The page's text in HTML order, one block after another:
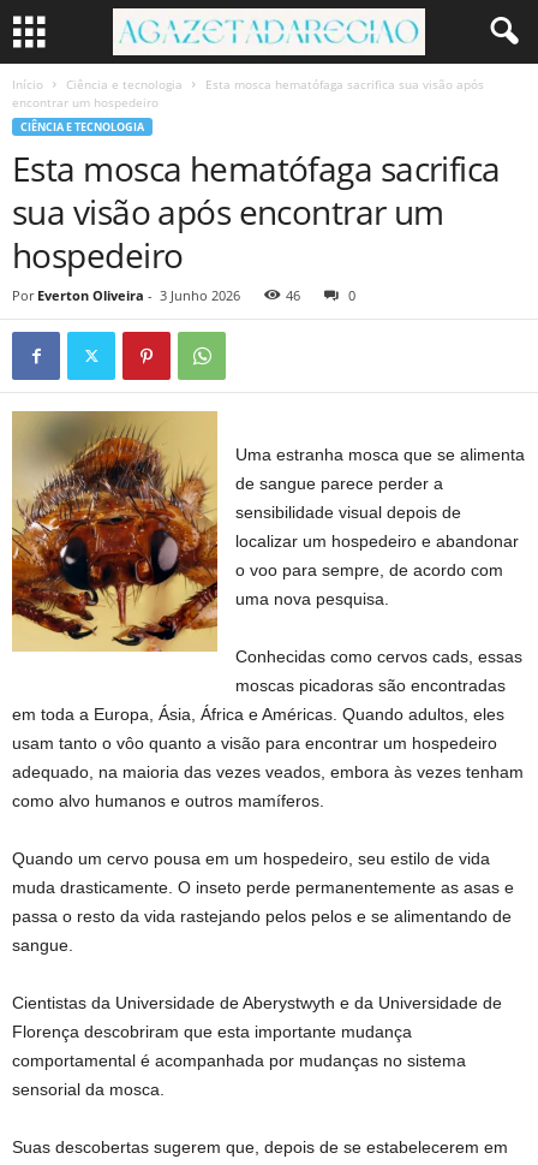
Início Ciência e tecnologia
Esta mosca hematófaga sacrifica sua visão após
encontrar um hospedeiro
CIÊNCIA E TECNOLOGIA
Esta mosca hematófaga sacrifica
sua visão após encontrar um
hospedeiro
Por Everton Oliveira - 3 Junho 2026 46 0
Uma estranha mosca que se alimenta
de sangue parece perder a
sensibilidade visual depois de
localizar um hospedeiro e abandonar
o voo para sempre, de acordo com
uma nova pesquisa.
Conhecidas como cervos cads, essas
moscas picadoras são encontradas
em toda a Europa, Ásia, África e Américas. Quando adultos, eles
usam tanto o vôo quanto a visão para encontrar um hospedeiro
adequado, na maioria das vezes veados, embora às vezes tenham
como alvo humanos e outros mamíferos.
Quando um cervo pousa em um hospedeiro, seu estilo de vida
muda drasticamente. O inseto perde permanentemente as asas e
passa o resto da vida rastejando pelos pelos e se alimentando de
sangue.
Cientistas da Universidade de Aberystwyth e da Universidade de
Florença descobriram que esta importante mudança
comportamental é acompanhada por mudanças no sistema
sensorial da mosca.
Suas descobertas sugerem que, depois de se estabelecerem em